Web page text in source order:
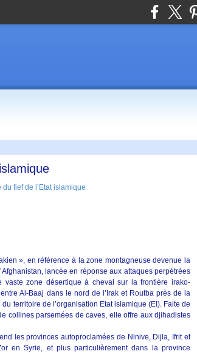
», en référence à la zone montagneuse devenue la
lancée en réponse aux attaques perpétrées
vaste zone désertique à cheval sur la frontière irako-
Al-Baaj dans le nord de l’Irak et Routba près de la
territoire de l’organisation Etat islamique (EI). Faite de
collines parsemées de caves, elle offre aux djihadistes
les provinces autoproclamées de Ninive, Dijla, Ifrit et
en Syrie, et plus particulièrement dans la province